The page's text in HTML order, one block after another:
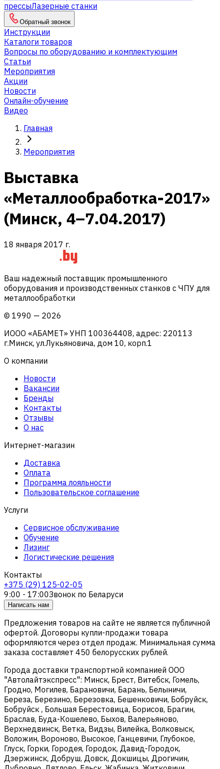
прессыЛазерные станки
Обратный звонок
Инструкции
Каталоги товаров
Вопросы по оборудованию и комплектующим
Статьи
Мероприятия
Акции
Новости
Онлайн-обучение
Видео
Главная
Мероприятия
Выставка
«Металлообработка-2017»
(Минск, 4–7.04.2017)
18 января 2017 г.
Ваш надежный поставщик промышленного
оборудования и производственных станков с ЧПУ для
металлообработки
© 1990 — 2026
ИООО «АБАМЕТ» УНП 100364408, адрес: 220113
г.Минск, ул.Лукьяновича, дом 10, корп.1
О компании
Новости
Вакансии
Бренды
Контакты
Отзывы
О нас
Интернет-магазин
Доставка
Оплата
Программа лояльности
Пользовательское соглашение
Услуги
Сервисное обслуживание
Обучение
Лизинг
Логистические решения
Контакты
+375 (29) 125-02-05
9:00 - 17:00Звонок по Беларуси
Написать нам
Предложения товаров на сайте не является публичной
офертой. Договоры купли-продажи товара
оформляются через отдел продаж. Минимальная сумма
заказа составляет 450 белорусских рублей.
Города доставки транспортной компанией ООО
"Автолайтэкспресс": Минск, Брест, Витебск, Гомель,
Гродно, Могилев, Барановичи, Барань, Белыничи,
Береза, Березино, Березовка, Бешенковичи, Бобруйск,
Бобруйск , Большая Берестовица, Борисов, Брагин,
Браслав, Буда-Кошелево, Быхов, Валерьяново,
Верхнедвинск, Ветка, Видзы, Вилейка, Волковыск,
Воложин, Вороново, Высокое, Ганцевичи, Глубокое,
Глуск, Горки, Городея, Городок, Давид-Городок,
Дзержинск, Добруш, Довск, Докшицы, Дрогичин,